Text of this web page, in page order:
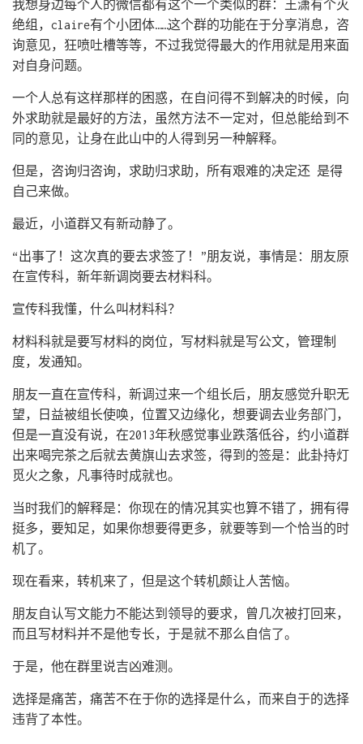
我想身边每个人的微信都有这个一个类似的群：王潇有个灭
绝组，claire有个小团体……这个群的功能在于分享消息，咨
询意见，狂喷吐槽等等，不过我觉得最大的作用就是用来面
对自身问题。
一个人总有这样那样的困惑，在自问得不到解决的时候，向
外求助就是最好的方法，虽然方法不一定对，但总能给到不
同的意见，让身在此山中的人得到另一种解释。
但是，咨询归咨询，求助归求助，所有艰难的决定还 是得
自己来做。
最近，小道群又有新动静了。
“出事了！这次真的要去求签了！”朋友说，事情是：朋友原
在宣传科，新年新调岗要去材料科。
宣传科我懂，什么叫材料科？
材料科就是要写材料的岗位，写材料就是写公文，管理制
度，发通知。
朋友一直在宣传科，新调过来一个组长后，朋友感觉升职无
望，日益被组长使唤，位置又边缘化，想要调去业务部门，
但是一直没有说，在2013年秋感觉事业跌落低谷，约小道群
出来喝完茶之后就去黄旗山去求签，得到的签是：此卦持灯
觅火之象，凡事待时成就也。
当时我们的解释是：你现在的情况其实也算不错了，拥有得
挺多，要知足，如果你想要得更多，就要等到一个恰当的时
机了。
现在看来，转机来了，但是这个转机颇让人苦恼。
朋友自认写文能力不能达到领导的要求，曾几次被打回来，
而且写材料并不是他专长，于是就不那么自信了。
于是，他在群里说吉凶难测。
选择是痛苦，痛苦不在于你的选择是什么，而来自于的选择
违背了本性。